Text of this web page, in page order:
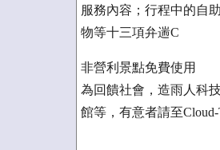
服務內容；行程中的自
物等十三項弁遄C
非營利景點免費使用
為回饋社會，造雨人科
館等，有意者請至